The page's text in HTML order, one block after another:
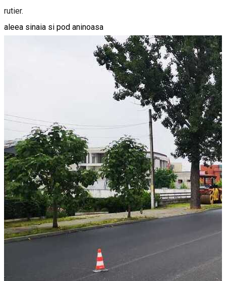
rutier.
aleea sinaia si pod aninoasa